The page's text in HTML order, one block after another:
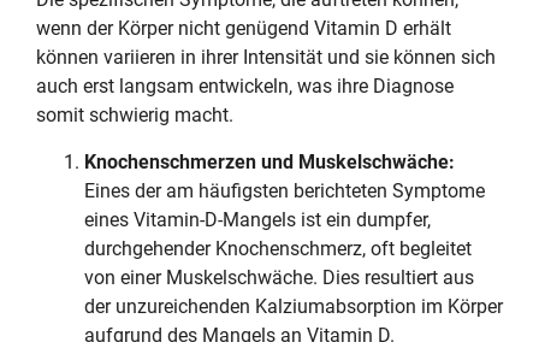
wenn der Körper nicht genügend Vitamin D erhält
können variieren in ihrer Intensität und sie können sich
auch erst langsam entwickeln, was ihre Diagnose
somit schwierig macht.
Knochenschmerzen und Muskelschwäche:
Eines der am häufigsten berichteten Symptome
eines Vitamin-D-Mangels ist ein dumpfer,
durchgehender Knochenschmerz, oft begleitet
von einer Muskelschwäche. Dies resultiert aus
der unzureichenden Kalziumabsorption im Körper
aufgrund des Mangels an Vitamin D.